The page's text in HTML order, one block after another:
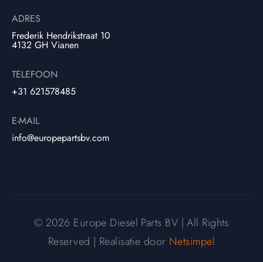
ADRES
Frederik Hendrikstraat 10
4132 GH Vianen
TELEFOON
+31 621578485
E-MAIL
info@europepartsbv.com
© 2026 Europe Diesel Parts BV | All Rights
Reserved | Realisatie door Netsimpel